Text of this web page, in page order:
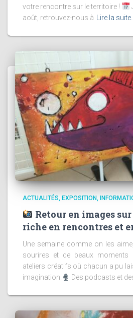
votre rencontre sur le territoire !
août, retrouvez-nous à
Lire la suite…
ACTUALITÉS EXPOSITION
Retour en images
riche en rencontres et
Une semaine comme on les
sourires et de beaux moments
ateliers créatifs où chacun a pu
imagination.
Des podcasts et